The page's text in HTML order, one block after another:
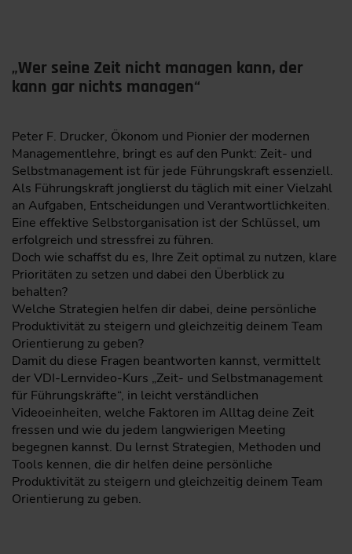
„Wer seine Zeit nicht managen kann, der
kann gar nichts managen“
Peter F. Drucker, Ökonom und Pionier der modernen
Managementlehre, bringt es auf den Punkt: Zeit- und
Selbstmanagement ist für jede Führungskraft essenziell.
Als Führungskraft jonglierst du täglich mit einer Vielzahl
an Aufgaben, Entscheidungen und Verantwortlichkeiten.
Eine effektive Selbstorganisation ist der Schlüssel, um
erfolgreich und stressfrei zu führen.
Doch wie schaffst du es, Ihre Zeit optimal zu nutzen, klare
Prioritäten zu setzen und dabei den Überblick zu
behalten?
Welche Strategien helfen dir dabei, deine persönliche
Produktivität zu steigern und gleichzeitig deinem Team
Orientierung zu geben?
Damit du diese Fragen beantworten kannst, vermittelt
der VDI-Lernvideo-Kurs „Zeit- und Selbstmanagement
für Führungskräfte“, in leicht verständlichen
Videoeinheiten, welche Faktoren im Alltag deine Zeit
fressen und wie du jedem langwierigen Meeting
begegnen kannst. Du lernst Strategien, Methoden und
Tools kennen, die dir helfen deine persönliche
Produktivität zu steigern und gleichzeitig deinem Team
Orientierung zu geben.